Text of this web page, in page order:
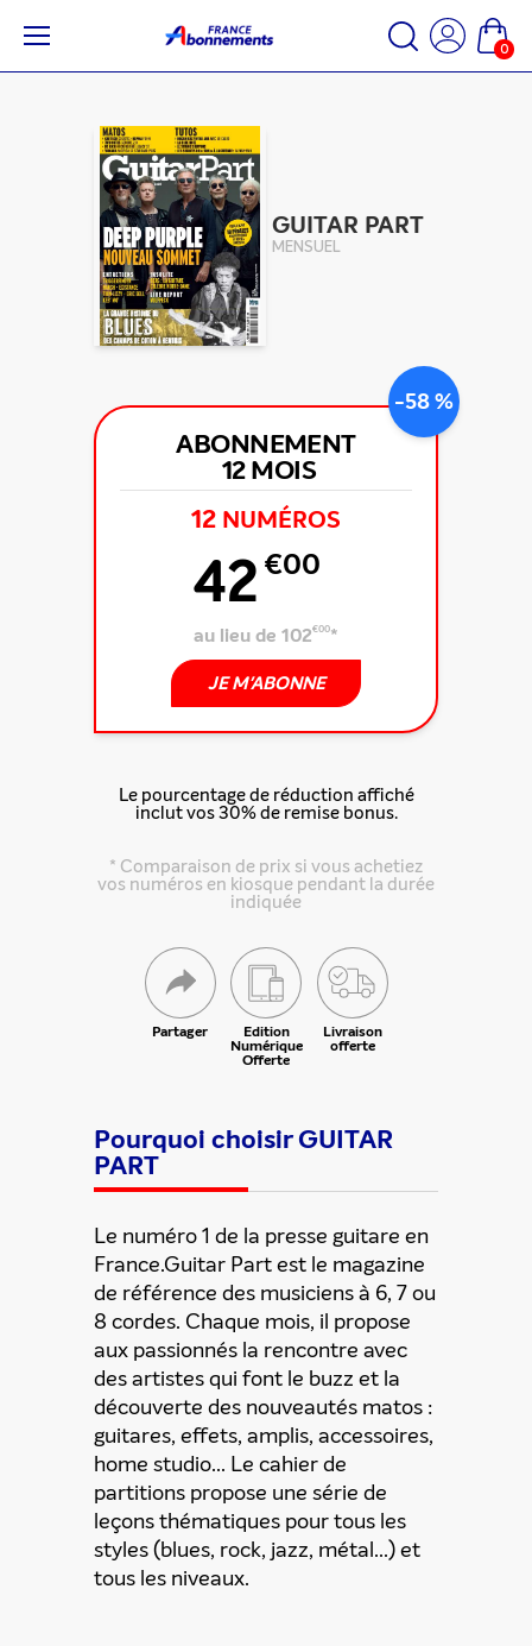
0
GUITAR PART
MENSUEL
-58 %
ABONNEMENT
12 MOIS
12 NUMÉROS
42 €00
au lieu de 102€00*
JE M'ABONNE
Le pourcentage de réduction affiché
inclut vos 30% de remise bonus.
* Comparaison de prix si vous achetiez
vos numéros en kiosque pendant la durée
indiquée
Partager Edition
Numérique
Offerte
Livraison
offerte
Partager cette offre
Pourquoi choisir GUITAR
PART
Le numéro 1 de la presse guitare en
France.Guitar Part est le magazine
de référence des musiciens à 6, 7 ou
8 cordes. Chaque mois, il propose
aux passionnés la rencontre avec
des artistes qui font le buzz et la
découverte des nouveautés matos :
guitares, effets, amplis, accessoires,
home studio... Le cahier de
partitions propose une série de
leçons thématiques pour tous les
styles (blues, rock, jazz, métal...) et
tous les niveaux.